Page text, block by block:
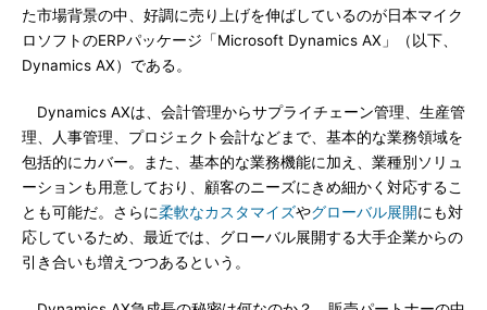
た市場背景の中、好調に売り上げを伸ばしているのが日本マイク
ロソフトのERPパッケージ「Microsoft Dynamics AX」（以下、
Dynamics AX）である。
Dynamics AXは、会計管理からサプライチェーン管理、生産管
理、人事管理、プロジェクト会計などまで、基本的な業務領域を
包括的にカバー。また、基本的な業務機能に加え、業種別ソリュ
ーションも用意しており、顧客のニーズにきめ細かく対応するこ
とも可能だ。さらに柔軟なカスタマイズやグローバル展開にも対
応しているため、最近では、グローバル展開する大手企業からの
引き合いも増えつつあるという。